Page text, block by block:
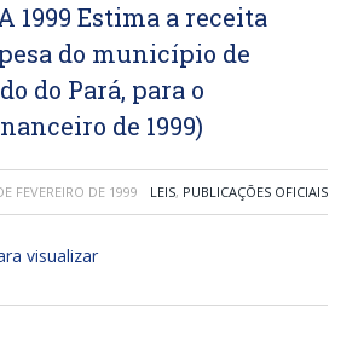
1999 Estima a receita
do município de
do Pará, para o
de 1999)
FEVEREIRO DE 1999 LEIS, PUBLICAÇÕES OFICIAIS
visualizar